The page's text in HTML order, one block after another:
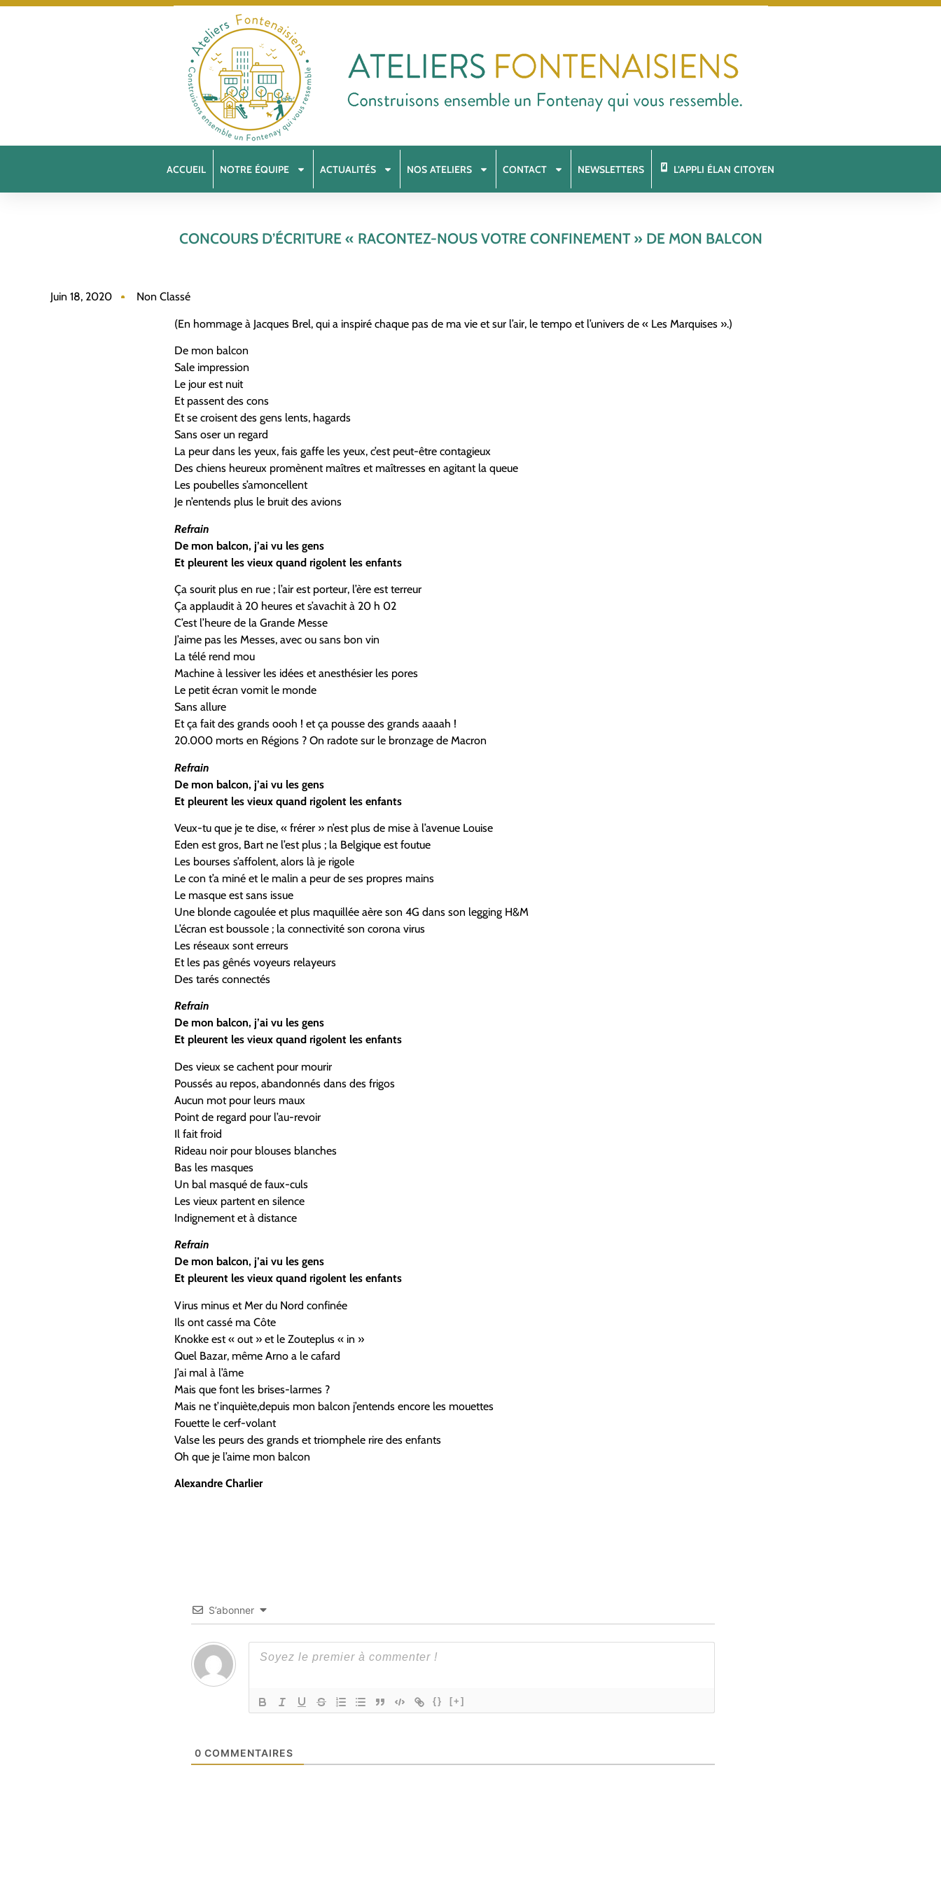
ACCUEIL NOTRE ÉQUIPE ACTUALITÉS NOS ATELIERS CONTACT NEWSLETTERS L’APPLI ÉLAN CITOYEN
CONCOURS D’ÉCRITURE « RACONTEZ-NOUS VOTRE CONFINEMENT » DE MON BALCON
Juin 18, 2020 Non Classé
(En hommage à Jacques Brel, qui a inspiré chaque pas de ma vie et sur l’air, le tempo et l’univers de « Les Marquises ».)
De mon balcon
Sale impression
Le jour est nuit
Et passent des cons
Et se croisent des gens lents, hagards
Sans oser un regard
La peur dans les yeux, fais gaffe les yeux, c’est peut-être contagieux
Des chiens heureux promènent maîtres et maîtresses en agitant la queue
Les poubelles s’amoncellent
Je n’entends plus le bruit des avions
Refrain
De mon balcon, j’ai vu les gens
Et pleurent les vieux quand rigolent les enfants
Ça sourit plus en rue ; l’air est porteur, l’ère est terreur
Ça applaudit à 20 heures et s’avachit à 20 h 02
C’est l’heure de la Grande Messe
J’aime pas les Messes, avec ou sans bon vin
La télé rend mou
Machine à lessiver les idées et anesthésier les pores
Le petit écran vomit le monde
Sans allure
Et ça fait des grands oooh ! et ça pousse des grands aaaah !
20.000 morts en Régions ? On radote sur le bronzage de Macron
Refrain
De mon balcon, j’ai vu les gens
Et pleurent les vieux quand rigolent les enfants
Veux-tu que je te dise, « frérer » n’est plus de mise à l’avenue Louise
Eden est gros, Bart ne l’est plus ; la Belgique est foutue
Les bourses s’affolent, alors là je rigole
Le con t’a miné et le malin a peur de ses propres mains
Le masque est sans issue
Une blonde cagoulée et plus maquillée aère son 4G dans son legging H&M
L’écran est boussole ; la connectivité son corona virus
Les réseaux sont erreurs
Et les pas gênés voyeurs relayeurs
Des tarés connectés
Refrain
De mon balcon, j’ai vu les gens
Et pleurent les vieux quand rigolent les enfants
Des vieux se cachent pour mourir
Poussés au repos, abandonnés dans des frigos
Aucun mot pour leurs maux
Point de regard pour l’au-revoir
Il fait froid
Rideau noir pour blouses blanches
Bas les masques
Un bal masqué de faux-culs
Les vieux partent en silence
Indignement et à distance
Refrain
De mon balcon, j’ai vu les gens
Et pleurent les vieux quand rigolent les enfants
Virus minus et Mer du Nord confinée
Ils ont cassé ma Côte
Knokke est « out » et le Zouteplus « in »
Quel Bazar, même Arno a le cafard
J’ai mal à l’âme
Mais que font les brises-larmes ?
Mais ne t’inquiète,depuis mon balcon j’entends encore les mouettes
Fouette le cerf-volant
Valse les peurs des grands et triomphele rire des enfants
Oh que je l’aime mon balcon
Alexandre Charlier
S’abonner
{} [+]
0 COMMENTAIRES